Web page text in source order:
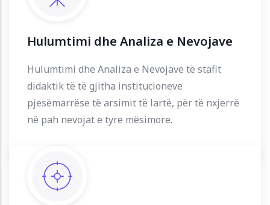
Hulumtimi dhe Analiza e Nevojave
Hulumtimi dhe Analiza e Nevojave të stafit
didaktik të të gjitha institucioneve
pjesëmarrëse të arsimit të lartë, për të nxjerrë
në pah nevojat e tyre mësimore.